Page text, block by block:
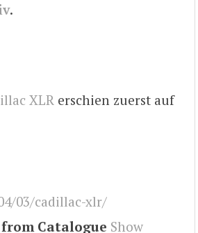
.
XLR erschien zuerst auf
03/cadillac-xlr/
Catalogue Show